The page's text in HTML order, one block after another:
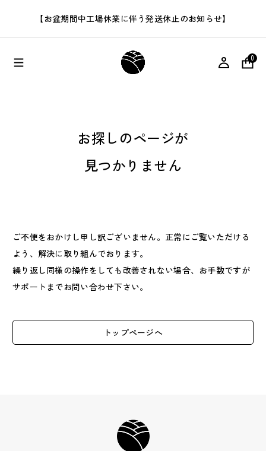
【お盆期間中工場休業に伴う発送休止のお知らせ】
0
お探しのページが
見つかりません
ご不便をおかけし申し訳ございません。正常にご覧いただける
よう、解決に取り組んでおります。
繰り返し同様の操作をしても改善されない場合、お手数ですが
サポートまでお問い合わせ下さい。
トップページへ